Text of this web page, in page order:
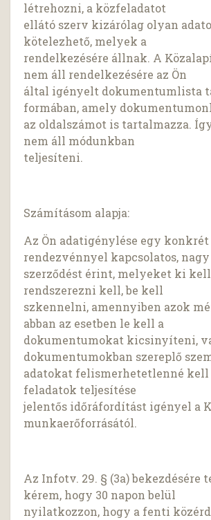
létrehozni, a közfeladatot
ellátó szerv kizárólag olyan
kötelezhető, melyek a
rendelkezésére állnak. A
nem áll rendelkezésére az Ön
által igényelt dokumentumlista
formában, amely
az oldalszámot is tartalmazza.
nem áll módunkban
teljesíteni.
Számításom alapja:
Az Ön adatigénylése egy konkrét
rendezvénnyel kapcsolatos,
szerződést érint, melyeket ki
rendszerezni kell, be kell
szkennelni, amennyiben azok
abban az esetben le kell a
dokumentumokat kicsinyíteni,
dokumentumokban szereplő
adatokat felismerhetetlenné
feladatok teljesítése
jelentős időráfordítást igényel a
munkaerőforrásától.
Az Infotv. 29. § (3a)
kérem, hogy 30 napon belül
nyilatkozzon, hogy a fenti